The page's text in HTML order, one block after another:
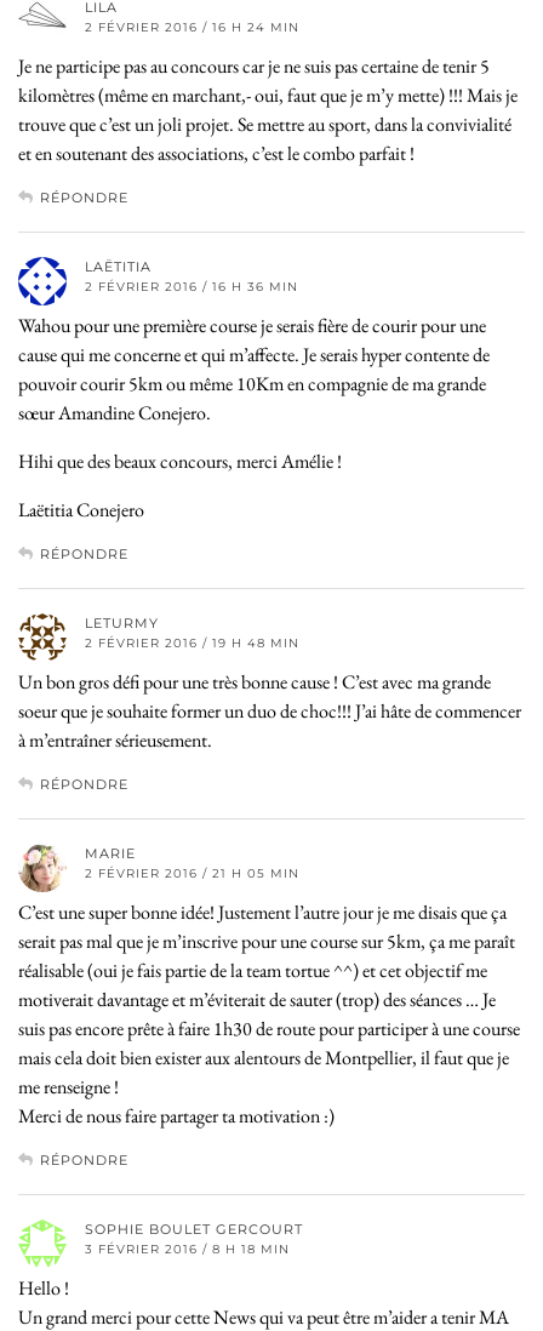
LILA
2 FÉVRIER 2016 / 16 H 24 MIN
Je ne participe pas au concours car je ne suis pas certaine de tenir 5
kilomètres (même en marchant,- oui, faut que je m’y mette) !!! Mais je
trouve que c’est un joli projet. Se mettre au sport, dans la convivialité
et en soutenant des associations, c’est le combo parfait !
RÉPONDRE
LAËTITIA
2 FÉVRIER 2016 / 16 H 36 MIN
Wahou pour une première course je serais fière de courir pour une
cause qui me concerne et qui m’affecte. Je serais hyper contente de
pouvoir courir 5km ou même 10Km en compagnie de ma grande
sœur Amandine Conejero.
Hihi que des beaux concours, merci Amélie !
Laëtitia Conejero
RÉPONDRE
LETURMY
2 FÉVRIER 2016 / 19 H 48 MIN
Un bon gros défi pour une très bonne cause ! C’est avec ma grande
soeur que je souhaite former un duo de choc!!! J’ai hâte de commencer
à m’entraîner sérieusement.
RÉPONDRE
MARIE
2 FÉVRIER 2016 / 21 H 05 MIN
C’est une super bonne idée! Justement l’autre jour je me disais que ça
serait pas mal que je m’inscrive pour une course sur 5km, ça me paraît
réalisable (oui je fais partie de la team tortue ^^) et cet objectif me
motiverait davantage et m’éviterait de sauter (trop) des séances … Je
suis pas encore prête à faire 1h30 de route pour participer à une course
mais cela doit bien exister aux alentours de Montpellier, il faut que je
me renseigne !
Merci de nous faire partager ta motivation :)
RÉPONDRE
SOPHIE BOULET GERCOURT
3 FÉVRIER 2016 / 8 H 18 MIN
Hello !
Un grand merci pour cette News qui va peut être m’aider a tenir MA